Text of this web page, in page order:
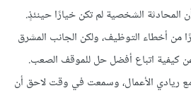
الشخصية لم تكن خيارًا حينئذٍ.
من أخطاء التوظيف، ولكن الجانب المشرق
كيفية اتباع أفضل حل للموقف الصعب.
مع ريادي الأعمال، وسمعت في وقت لاحق أن